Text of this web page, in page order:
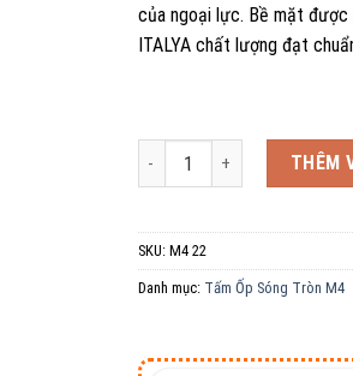
của ngoại lực. Bề mặt được
ITALYA chất lượng đạt
Tấm Ốp Sóng Tròn M4 22 số
THÊM
SKU: M4 22
Danh mục: Tấm Ốp Sóng Tròn M4